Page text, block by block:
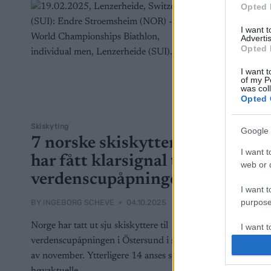
Opted
I want
Opted
I want
of my
was
Opted
Google
I want
web or
I want
I want
I want
Skiskyting
7 norske skiskyttere
har fått klarsignal til
verdenscupåpningen
BY INGEBORG SCHEVE 04.10.2025
Norge har tatt ut sju skiskyttere til
verdenscupåpningen i Östersund i slutten
av november. Ytterligere 14 anses som